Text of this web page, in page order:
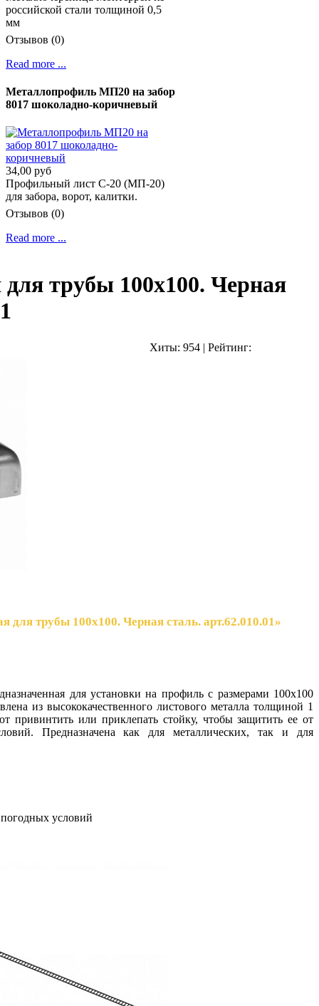
российской стали толщиной 0,5
мм
Отзывов (0)
Read more ...
Металлопрофиль МП20 на забор
8017 шоколадно-коричневый
34,00 руб
Профильный лист С-20 (МП-20)
для забора, ворот, калитки.
Отзывов (0)
Read more ...
трубы 100х100. Черная
Хиты: 954 | Рейтинг:
трубы 100х100. Черная сталь. арт.62.010.01»
для установки на профиль с размерами 100x100
​​из высококачественного листового металла толщиной 1
привинтить или приклепать стойку, чтобы защитить ее от
Предназначена как для металлических, так и для
погодных условий